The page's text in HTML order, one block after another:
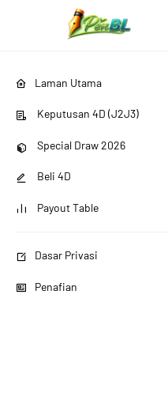
Laman Utama
Keputusan 4D (J2J3)
Special Draw 2026
Beli 4D
Payout Table
Dasar Privasi
Penafian